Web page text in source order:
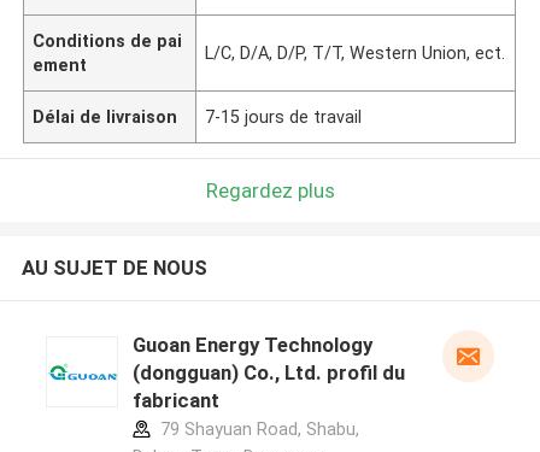
Conditions de pai
ement
L/C, D/A, D/P, T/T, Western Union, ect.
Délai de livraison 7-15 jours de travail
Regardez plus
AU SUJET DE NOUS
Guoan Energy Technology
(dongguan) Co., Ltd. profil du
fabricant
79 Shayuan Road, Shabu,